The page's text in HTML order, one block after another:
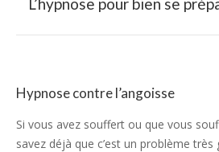
Hypnose contre l’angoisse
Si vous avez souffert ou que vous
savez déjà que c’est un problème